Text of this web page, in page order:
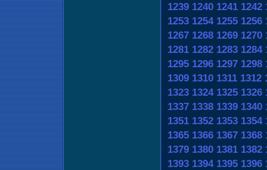
1239 1240 1241 1242
1253 1254 1255 1256
1267 1268 1269 1270
1281 1282 1283 1284
1295 1296 1297 1298
1309 1310 1311 1312
1323 1324 1325 1326
1337 1338 1339 1340
1351 1352 1353 1354
1365 1366 1367 1368
1379 1380 1381 1382
1393 1394 1395 1396